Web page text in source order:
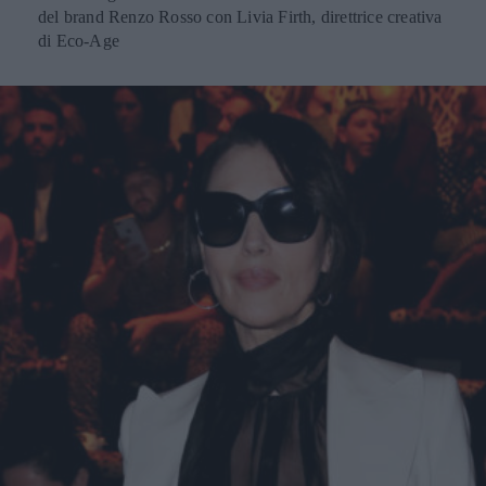
del brand Renzo Rosso con Livia Firth, direttrice creativa
di Eco-Age